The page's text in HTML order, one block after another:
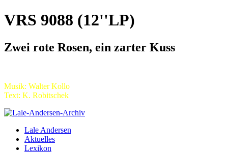
VRS 9088 (12''LP)
Zwei rote Rosen, ein zarter Kuss
Musik: Walter Kollo
Text: K. Robitschek
Lale Andersen
Aktuelles
Lexikon